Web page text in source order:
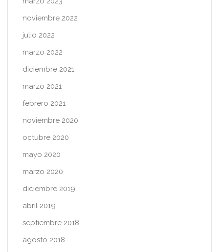
noviembre 2022
julio 2022
marzo 2022
diciembre 2021
marzo 2021
febrero 2021
noviembre 2020
octubre 2020
mayo 2020
marzo 2020
diciembre 2019
abril 2019
septiembre 2018
agosto 2018